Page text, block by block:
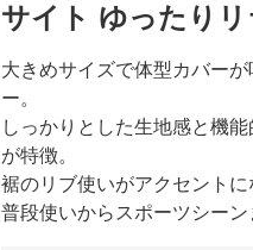
サイト ゆったり
大きめサイズで体型カバー
ー。
しっかりとした生地感と機
が特徴。
裾のリブ使いがアクセント
普段使いからスポーツシー